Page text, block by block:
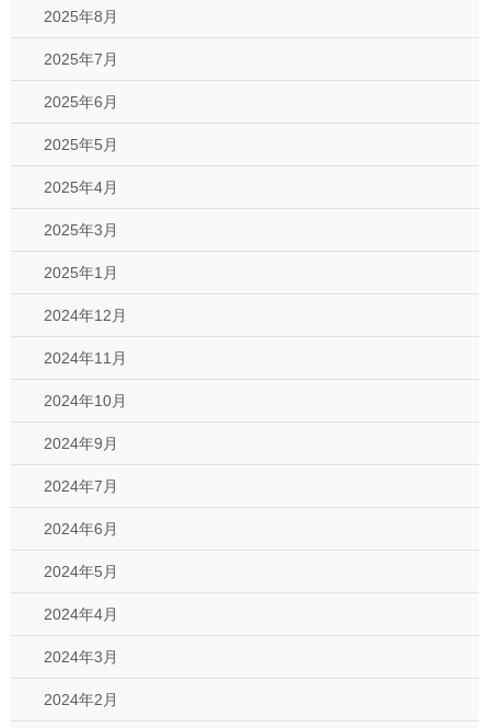
2025年8月
2025年7月
2025年6月
2025年5月
2025年4月
2025年3月
2025年1月
2024年12月
2024年11月
2024年10月
2024年9月
2024年7月
2024年6月
2024年5月
2024年4月
2024年3月
2024年2月